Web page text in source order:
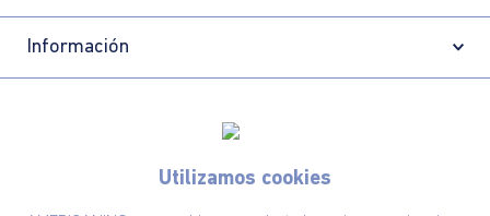
Utilizamos cookies
Información